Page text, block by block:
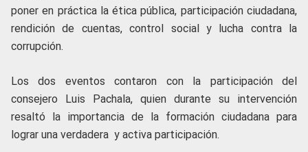
poner en práctica la ética pública, participación ciudadana,
rendición de cuentas, control social y lucha contra la
corrupción.
Los dos eventos contaron con la participación del
consejero Luis Pachala, quien durante su intervención
resaltó la importancia de la formación ciudadana para
lograr una verdadera y activa participación.